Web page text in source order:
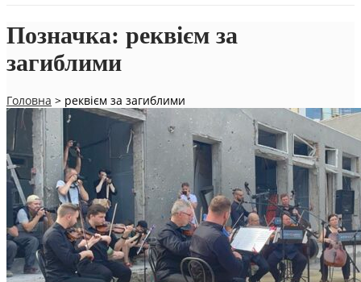
Позначка: реквієм за
загиблими
Головна > реквієм за загиблими